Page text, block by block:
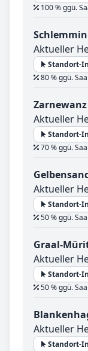
100 % ggü.
Schlemmin
Aktueller
Standort-
80 % ggü.
Zarnewanz
Aktueller
Standort-
70 % ggü.
Aktueller
Standort-
50 % ggü.
Graal-
Aktueller
Standort-
50 % ggü.
Aktueller
Standort-